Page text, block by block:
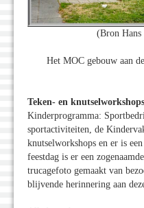
(Bron Hans
Het MOC gebouw aan
Teken- en
Kinderprogramma:
sportactiviteiten, de
knutselworkshops en er is
feestdag is er een
trucagefoto gemaakt van
blijvende herinnering aan